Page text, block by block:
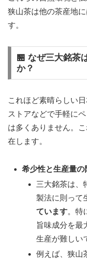
狭山茶は他の茶産地
す。
🏪 なぜ三大銘茶
か？
これほど素晴らしい
ストアなどで手軽に
は多くありません。
在します。
希少性と生産量の
三大銘茶は、
製法に則って
ています。特
旨味成分を最
生産が難しい
例えば、狭山